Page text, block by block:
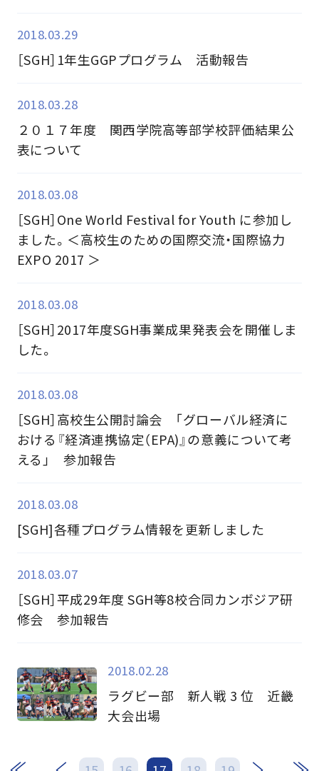
2018.03.29
［SGH］1年生GGPプログラム 活動報告
2018.03.28
２０１７年度 関西学院高等部学校評価結果公
表について
2018.03.08
［SGH］One World Festival for Youth に参加し
ました。＜高校生のための国際交流・国際協力
EXPO 2017 ＞
2018.03.08
［SGH］2017年度SGH事業成果発表会を開催しま
した。
2018.03.08
［SGH］高校生公開討論会 「グローバル経済に
おける『経済連携協定（EPA)』の意義について考
える」 参加報告
2018.03.08
[SGH]各種プログラム情報を更新しました
2018.03.07
［SGH］平成29年度 SGH等8校合同カンボジア研
修会 参加報告
2018.02.28
ラグビー部 新人戦 3 位 近畿
大会出場